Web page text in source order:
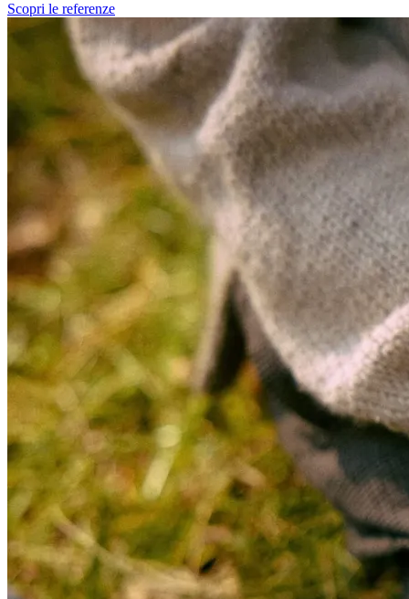
Scopri le referenze